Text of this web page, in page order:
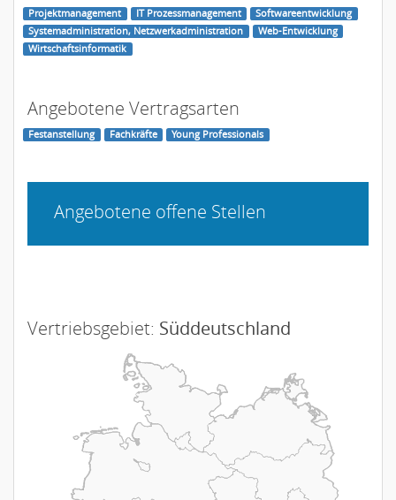
Projektmanagement IT Prozessmanagement
Softwareentwicklung
Systemadministration, Netzwerkadministration
Web-Entwicklung
Wirtschaftsinformatik
Angebotene Vertragsarten
Festanstellung Fachkräfte Young Professionals
Angebotene offene Stellen
Vertriebsgebiet: Süddeutschland